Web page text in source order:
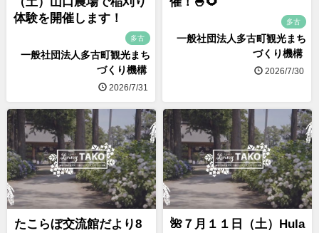
体験を開催します！
多古
一般社団法人多古町観光まち
づくり機構
2026/7/31
多古
一般社団法人多古町観光まち
づくり機構
2026/7/30
たこらぼ交流館だより8
🌺７月１１日（土）Hula